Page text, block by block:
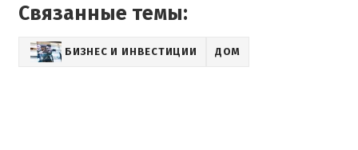
Связанные темы:
БИЗНЕС И ИНВЕСТИЦИИ ДОМ